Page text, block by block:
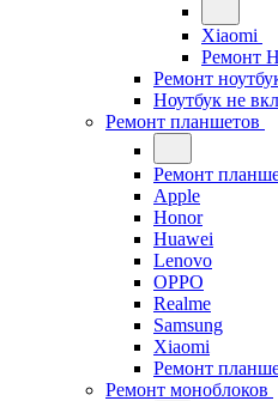
Xiaomi
Ремонт
Ремонт
Ноутбук не
Ремонт планшетов
Ремонт
Apple
Honor
Huawei
Lenovo
OPPO
Realme
Samsung
Xiaomi
Ремонт
Ремонт моноблоков